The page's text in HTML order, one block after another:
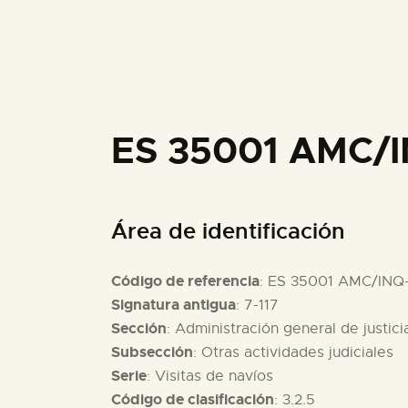
ES 35001
Área de identificación
Código de referencia: ES 35001 AMC/
Signatura antigua: 7-117
Sección: Administración general de
Subsección: Otras actividades judiciales
Serie: Visitas de navíos
Código de clasificación: 3.2.5